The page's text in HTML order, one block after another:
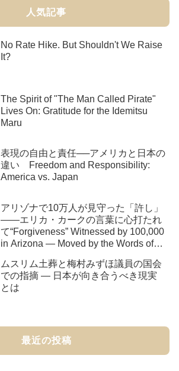
人気記事
No Rate Hike. But Shouldn't We Raise
It?
The Spirit of "The Man Called Pirate"
Lives On: Gratitude for the Idemitsu
Maru
表現の自由と責任──アメリカと日本の
違い Freedom and Responsibility:
America vs. Japan
アリゾナで10万人が見守った「許し」
――エリカ・カークの言葉に心打たれ
て“Forgiveness” Witnessed by 100,000
in Arizona — Moved by the Words of
ムスリム土葬と梅村みずほ議員の国会
での指摘 ― 日本が向き合うべき現実
とは
最近の投稿